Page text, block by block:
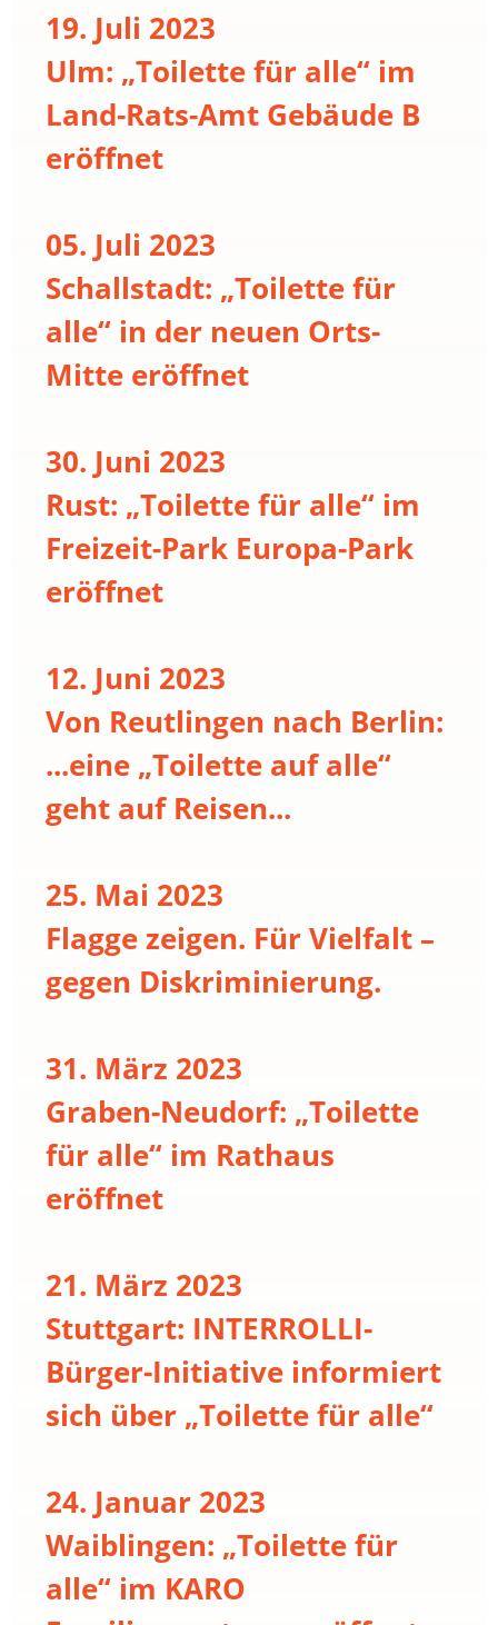
19. Juli 2023
Ulm: „Toilette für alle“ im
Land-Rats-Amt Gebäude B
eröffnet
05. Juli 2023
Schallstadt: „Toilette für
alle“ in der neuen Orts-
Mitte eröffnet
30. Juni 2023
Rust: „Toilette für alle“ im
Freizeit-Park Europa-Park
eröffnet
12. Juni 2023
Von Reutlingen nach Berlin:
...eine „Toilette auf alle“
geht auf Reisen...
25. Mai 2023
Flagge zeigen. Für Vielfalt –
gegen Diskriminierung.
31. März 2023
Graben-Neudorf: „Toilette
für alle“ im Rathaus
eröffnet
21. März 2023
Stuttgart: INTERROLLI-
Bürger-Initiative informiert
sich über „Toilette für alle“
24. Januar 2023
Waiblingen: „Toilette für
alle“ im KARO